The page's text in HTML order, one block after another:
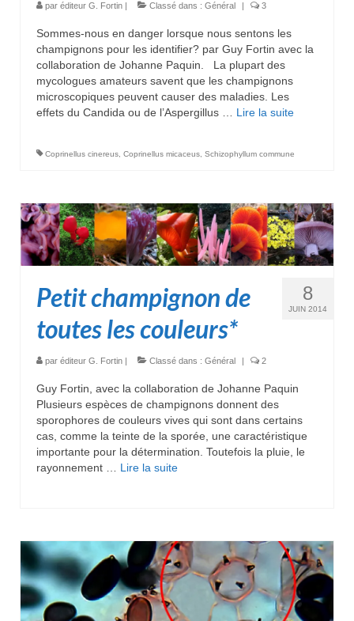
par éditeur G. Fortin Classé dans : Général 3
Sommes-nous en danger lorsque nous sentons les
champignons pour les identifier? par Guy Fortin avec la
collaboration de Johanne Paquin. La plupart des
mycologues amateurs savent que les champignons
microscopiques peuvent causer des maladies. Les
effets du Candida ou de l’Aspergillus … Lire la suite­­
Coprinellus cinereus, Coprinellus micaceus, Schizophyllum commune
8
JUIN 2014
Petit champignon de
toutes les couleurs*
par éditeur G. Fortin | Classé dans : Général | 2
Guy Fortin, avec la collaboration de Johanne Paquin
Plusieurs espèces de champignons donnent des
sporophores de couleurs vives qui sont dans certains
cas, comme la teinte de la sporée, une caractéristique
importante pour la détermination. Toutefois la pluie, le
rayonnement … Lire la suite­­